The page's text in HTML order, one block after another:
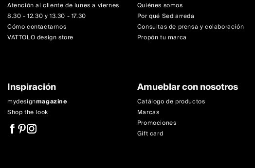
Atención al cliente de lunes a viernes
8.30 - 12.30 y 13.30 - 17.30
Cómo contactarnos
VATTOLO design store
Quiénes somos
Por qué Sediarreda
Consultas de prensa y colaboración
Propón tu marca
Inspiración
mydesignmagazine
Shop the look
Amueblar con nosotros
Catálogo de productos
Marcas
Promociones
Gift card